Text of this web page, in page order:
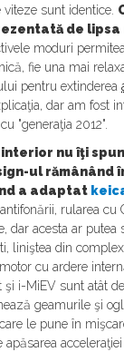
sunt identice.
de
moduri
fie una mai
pentru extinderea
dar am fost
"generaţia 2012".
nu îţi
ul rămânând
a adaptat
rularea cu
dar acesta ar putea
liniştea din
cu ardere
şi i-MiEV sunt atât
geamurile şi
le pune în
acceleraţiei